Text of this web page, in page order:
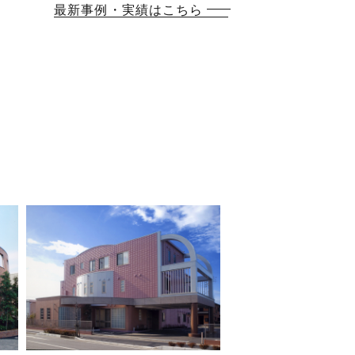
最新事例・実績はこちら